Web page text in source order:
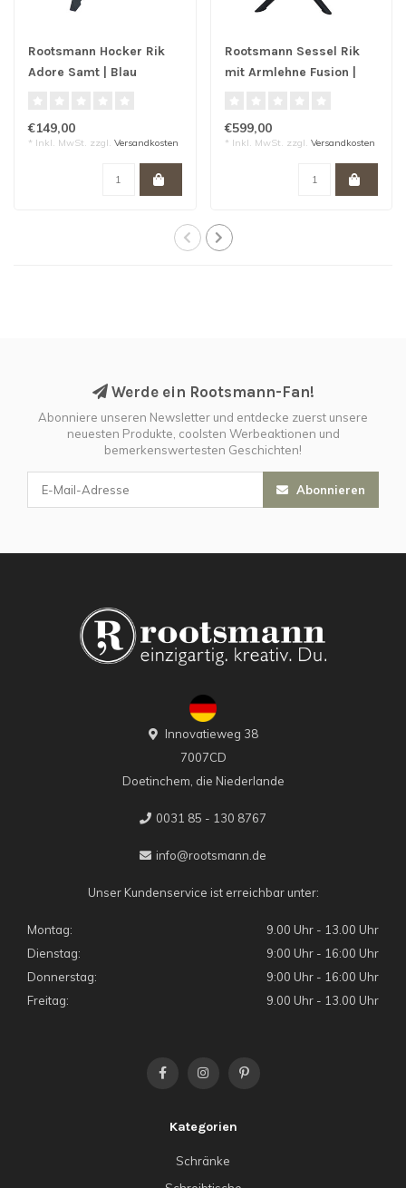
Rootsmann Hocker Rik
Adore Samt | Blau
€149,00
* Inkl. MwSt. zzgl. Versandkosten
Rootsmann Sessel Rik
mit Armlehne Fusion |
€599,00
* Inkl. MwSt. zzgl. Versandkosten
Werde ein Rootsmann-Fan!
Abonniere unseren Newsletter und entdecke zuerst unsere
neuesten Produkte, coolsten Werbeaktionen und
bemerkenswertesten Geschichten!
Abonnieren
Innovatieweg 38
7007CD
Doetinchem, die Niederlande
0031 85 - 130 8767
info@rootsmann.de
Unser Kundenservice ist erreichbar unter:
Montag:
9.00 Uhr - 13.00 Uhr
Dienstag:
9:00 Uhr - 16:00 Uhr
Donnerstag:
9:00 Uhr - 16:00 Uhr
Freitag:
9.00 Uhr - 13.00 Uhr
Kategorien
Schränke